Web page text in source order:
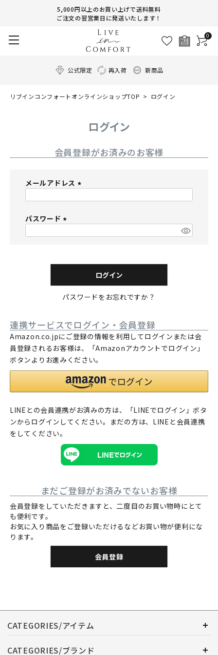
5,000円以上のお買い上げで送料無料
ご注文の翌営業日に発送いたします！
0
公式限定 再入荷 新商品
リブインコンフォートオンラインショップTOP ログイン
ログイン
会員登録がお済みのお客様
メールアドレス
パスワード
)
ログイン
パスワードをお忘れですか？
連携サービスでログイン・会員登録
Amazon.co.jpにご登録の情報を利用してログインまたは会
員登録されるお客様は、「Amazonアカウントでログイン」
ボタンよりお進みください。
LINEとの会員連携がお済みの方は、「LINEでログイン」ボタ
ンからログインしてください。まだの方は、 LINEと会員連携
をしてください。
まだご登録がお済みでないお客様
会員登録をしていただきますと、二度目のお買い物時にとて
も便利です。
お気に入り商品をご登録いただけるなどお買い物が便利にな
ります。
会員登録
CATEGORIES/アイテム
CATEGORIES/ブランド